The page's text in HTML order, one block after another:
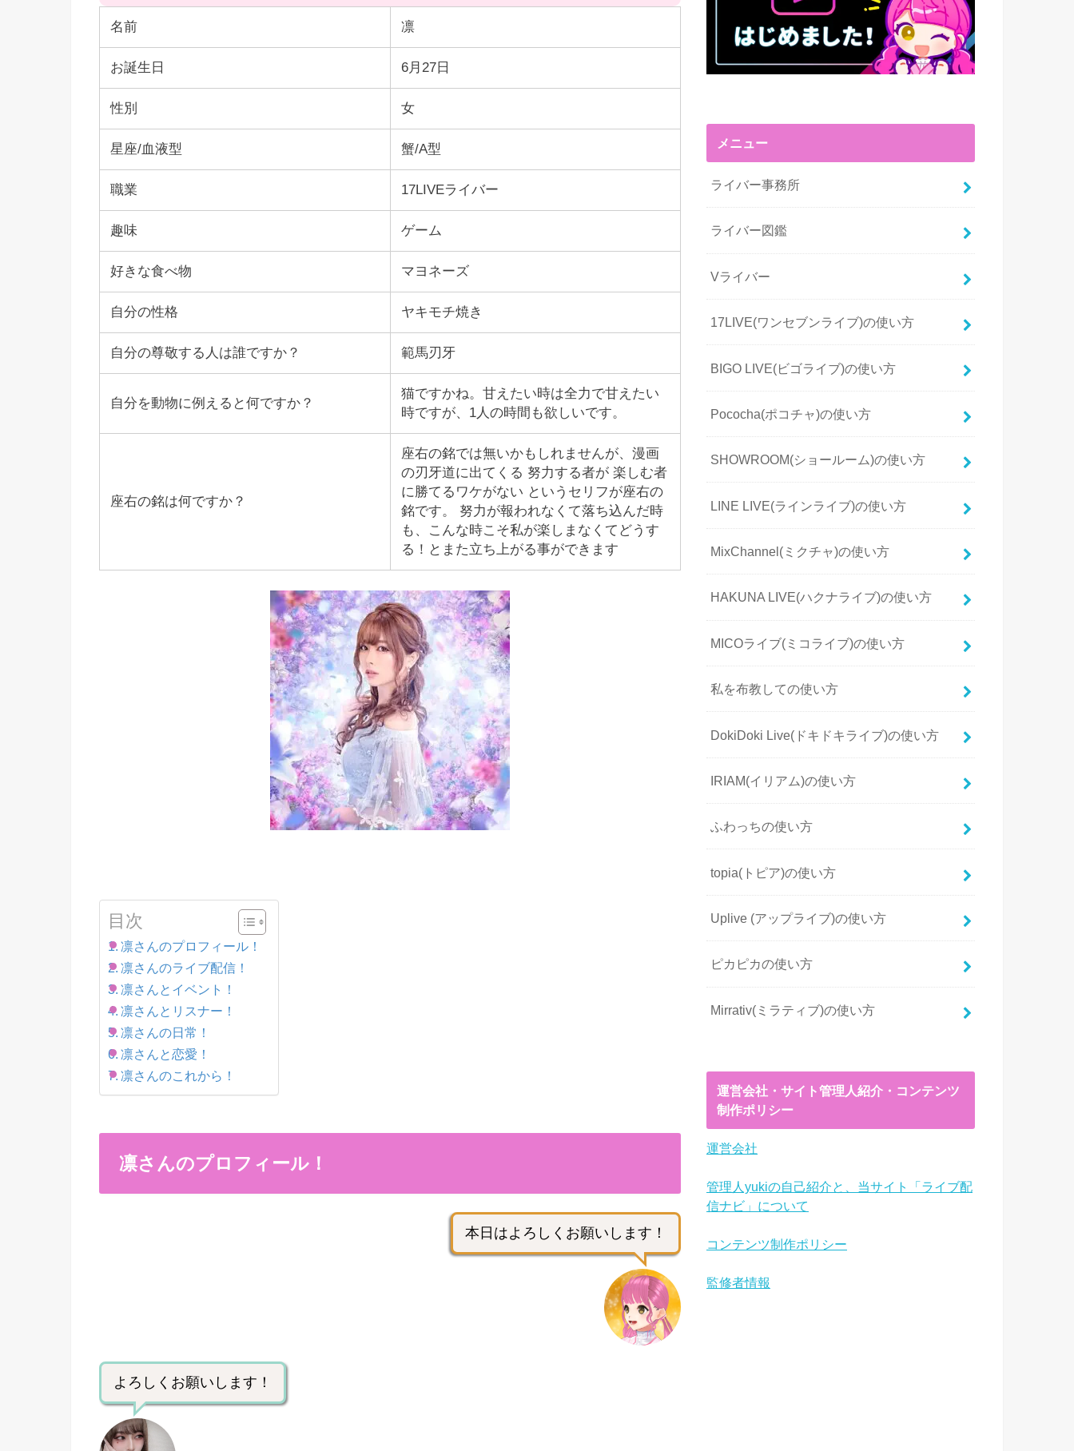
名前 凛
お誕生日 6月27日
性別 女
星座/血液型 蟹/A型
職業 17LIVEライバー
趣味 ゲーム
好きな食べ物 マヨネーズ
自分の性格 ヤキモチ焼き
自分の尊敬する人は誰ですか？ 範馬刃牙
自分を動物に例えると何ですか？
猫ですかね。甘えたい時は全力で甘えたい
時ですが、1人の時間も欲しいです。
座右の銘は何ですか？
座右の銘では無いかもしれませんが、漫画
の刃牙道に出てくる 努力する者が 楽しむ者
に勝てるワケがない というセリフが座右の
銘です。 努力が報われなくて落ち込んだ時
も、こんな時こそ私が楽しまなくてどうす
る！とまた立ち上がる事ができます
目次
凛さんのプロフィール！
凛さんのライブ配信！
凛さんとイベント！
凛さんとリスナー！
凛さんの日常！
凛さんと恋愛！
凛さんのこれから！
凛さんのプロフィール！
本日はよろしくお願いします！
よろしくお願いします！
メニュー
ライバー事務所
ライバー図鑑
Vライバー
17LIVE(ワンセブンライブ)の使い方
BIGO LIVE(ビゴライブ)の使い方
Pococha(ポコチャ)の使い方
SHOWROOM(ショールーム)の使い方
LINE LIVE(ラインライブ)の使い方
MixChannel(ミクチャ)の使い方
HAKUNA LIVE(ハクナライブ)の使い方
MICOライブ(ミコライブ)の使い方
私を布教しての使い方
DokiDoki Live(ドキドキライブ)の使い方
IRIAM(イリアム)の使い方
ふわっちの使い方
topia(トピア)の使い方
Uplive (アップライブ)の使い方
ピカピカの使い方
Mirrativ(ミラティブ)の使い方
運営会社・サイト管理人紹介・コンテンツ
制作ポリシー
運営会社
管理人yukiの自己紹介と、当サイト「ライブ配
信ナビ」について
コンテンツ制作ポリシー
監修者情報